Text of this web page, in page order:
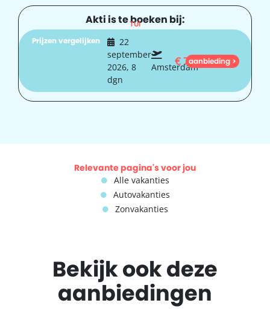
Akti is te boeken bij:
TUI
Prijzen vergelijken
22
september
2026, 8
dgn
Amsterdam
€744
aanbieding >
Relevante pagina's voor jou
Alle vakanties
Autovakanties
Zonvakanties
Bekijk ook deze
aanbiedingen